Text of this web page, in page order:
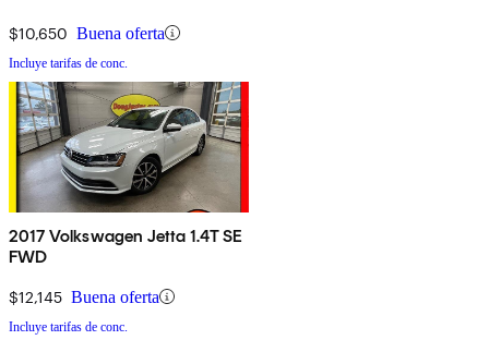
$10,650 Buena oferta
Incluye tarifas de conc.
2017 Volkswagen Jetta 1.4T SE
FWD
$12,145 Buena oferta
Incluye tarifas de conc.